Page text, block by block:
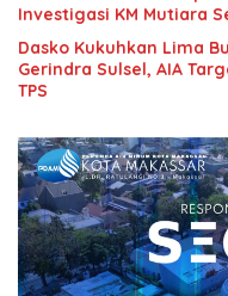
Investigasi KM Mutiara
Dasko Kukuhkan Lima
Gerindra Sulsel, AIA
TPS